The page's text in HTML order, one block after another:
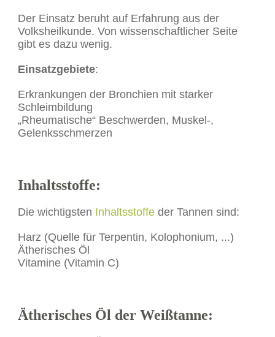
Der Einsatz beruht auf Erfahrung aus der
Volksheilkunde. Von wissenschaftlicher Seite
gibt es dazu wenig.
Einsatzgebiete:
Erkrankungen der Bronchien mit starker
Schleimbildung
„Rheumatische“ Beschwerden, Muskel-,
Gelenksschmerzen
Inhaltsstoffe:
Die wichtigsten Inhaltsstoffe der Tannen sind:
Harz (Quelle für Terpentin, Kolophonium, ...)
Ätherisches Öl
Vitamine (Vitamin C)
Ätherisches Öl der Weißtanne: